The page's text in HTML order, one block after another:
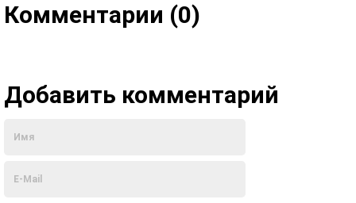
Комментарии (0)
Добавить комментарий